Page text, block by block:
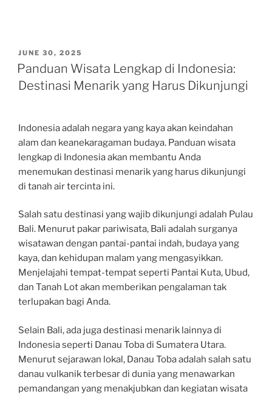
POSTED
ON
JUNE 30, 2025
Panduan Wisata Lengkap di Indonesia:
Destinasi Menarik yang Harus Dikunjungi
Indonesia adalah negara yang kaya akan keindahan
alam dan keanekaragaman budaya. Panduan wisata
lengkap di Indonesia akan membantu Anda
menemukan destinasi menarik yang harus dikunjungi
di tanah air tercinta ini.
Salah satu destinasi yang wajib dikunjungi adalah Pulau
Bali. Menurut pakar pariwisata, Bali adalah surganya
wisatawan dengan pantai-pantai indah, budaya yang
kaya, dan kehidupan malam yang mengasyikkan.
Menjelajahi tempat-tempat seperti Pantai Kuta, Ubud,
dan Tanah Lot akan memberikan pengalaman tak
terlupakan bagi Anda.
Selain Bali, ada juga destinasi menarik lainnya di
Indonesia seperti Danau Toba di Sumatera Utara.
Menurut sejarawan lokal, Danau Toba adalah salah satu
danau vulkanik terbesar di dunia yang menawarkan
pemandangan yang menakjubkan dan kegiatan wisata